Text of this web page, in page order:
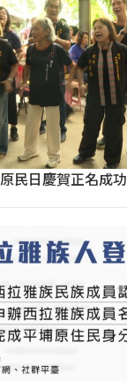
民日慶賀正名成功